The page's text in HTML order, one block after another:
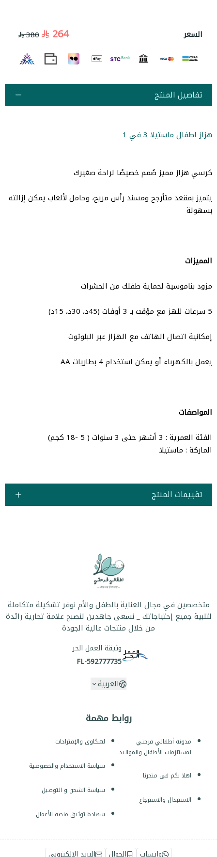
السعر 264
380
تفاصيل المنتج
هزاز اطفال ماستيلا 3 في 1
كرسي هزاز مميز صُمم خصيصًا لراحة صغيرك
يتميز بمقعد متأرجح ومسند رأس مريح، وحامل لألعاب يمكن إزالته
بسهولة
المميزات
مزود بناموسية لحماية طفلك من الحشرات
5 سرعات للهز مع مؤقت بـ 3 أوفات (45د، 30د، 15د)
إمكانية اتصال الهاتف مع الهزاز عبر البلوتوث
يعمل بالكهرباء أو يمكن استخدام 4 بطاريات AA
المواصفات
الفئة العمرية : 3 أشهر حتى 3 سنوات ( 5 -18 كجم)
الماركة : ماستيلا
تقييمات المنتج
روابط مهمة
مدونة أطفالي فرحتي
لمستلزمات الأطفال والمواليد
اهلا بكم فى متجرنا
الاستبدال والاسترجاع
لشكاوى والإقتراحات
سياسة الاستخدام والخصوصية
سياسة الشحن و التوصيل
شهادة توثيق منصة الأعمال
متخصصين في مجال العناية بالطفل والأم نوفر تشكيلة متكاملة
لتلبية جميع إحتياجاتك _ نسعى جاهدين لنصبح علامة تجارية رائدة
من خلال منتجات عالية الجودة
وثيقة العمل الحر
FL-592777735
العربية
واتساب الجوال البريد الإلكتروني